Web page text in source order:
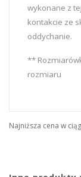
wykonane z
kontakcie ze
oddychanie.
**
rozmiaru
Najniższa cena w